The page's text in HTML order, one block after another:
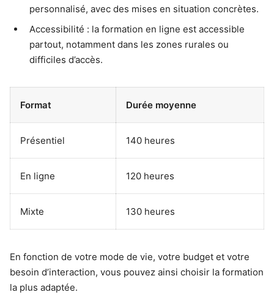
personnalisé, avec des mises en situation concrètes.
Accessibilité : la formation en ligne est accessible
partout, notamment dans les zones rurales ou
difficiles d’accès.
Format Durée moyenne
Présentiel 140 heures
En ligne 120 heures
Mixte 130 heures
En fonction de votre mode de vie, votre budget et votre
besoin d’interaction, vous pouvez ainsi choisir la formation
la plus adaptée.